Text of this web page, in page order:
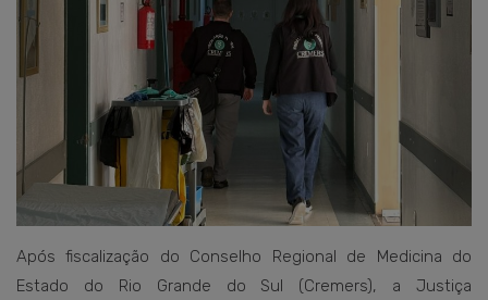
Após fiscalização do Conselho Regional de Medicina do
Estado do Rio Grande do Sul (Cremers), a Justiça